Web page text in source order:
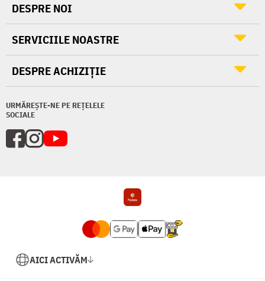
URMĂREȘTE-NE PE REȚELELE
SOCIALE
DESPRE NOI
SERVICIILE NOASTRE
DESPRE ACHIZIȚIE
AICI ACTIVĂM